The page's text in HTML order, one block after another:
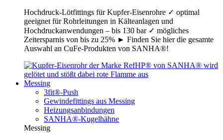
Hochdruck-Lötfittings für Kupfer-Eisenrohre ✓ optimal
geeignet für Rohrleitungen in Kälteanlagen und
Hochdruckanwendungen – bis 130 bar ✓ mögliches
Zeitersparnis von bis zu 25% ► Finden Sie hier die gesamte
Auswahl an CuFe-Produkten von SANHA®!
Messing
3fit®-Push
Gewindefittings aus Messing
Heizungsanbindungen
SANHA®-Kugelhähne
Messing